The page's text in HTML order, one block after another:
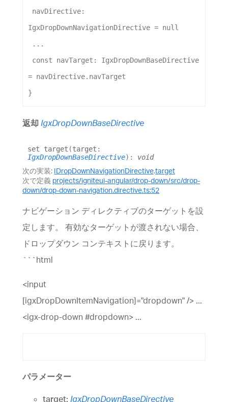
navDirective
IgxDropDownNavigationDirective = null
...
const
navTarget : IgxDropDownBaseDirective
= navDirective. navTarget
}
返却 IgxDropDownBaseDirective
set target (target :
IgxDropDownBaseDirective) : void
次の実装: IDropDownNavigationDirective.target
次で定義 projects/igniteui-angular/drop-down/src/drop-
down/drop-down-navigation.directive.ts:52
ナビゲーション ディレクティブのターゲットを設
定します。 有効なターゲットが渡されない場合、
ドロップダウン コンテキストに戻ります。
```html
<input
[igxDropDownItemNavigation]="dropdown" /> ...
<igx-drop-down #dropdown> ...
パラメーター
target: IgxDropDownBaseDirective